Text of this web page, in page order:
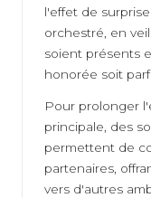
l'effet de
orchestré, en
soient présents
honorée soit
Pour prolonger
principale, des
permettent de
partenaires,
vers d'autres